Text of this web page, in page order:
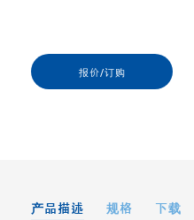
报价/订购
产品描述 规格 下载